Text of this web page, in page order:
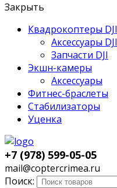
Закрыть
Квадрокоптеры DJI
Аксессуары DJI
Запчасти DJI
Экшн-камеры
Аксессуары
Фитнес-браслеты
Стабилизаторы
Уценка
+7 (978) 599-05-05
mail@coptercrimea.ru
Поиск: